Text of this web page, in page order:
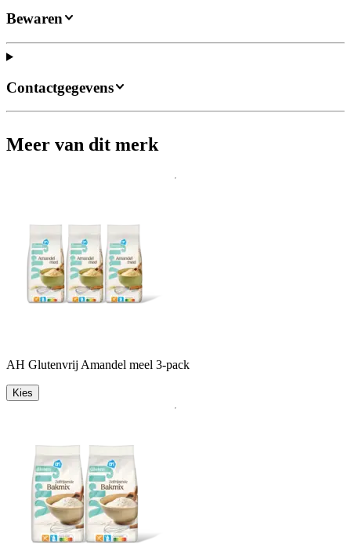
Bewaren
Contactgegevens
Meer van dit merk
AH Glutenvrij Amandel meel 3-pack
Kies